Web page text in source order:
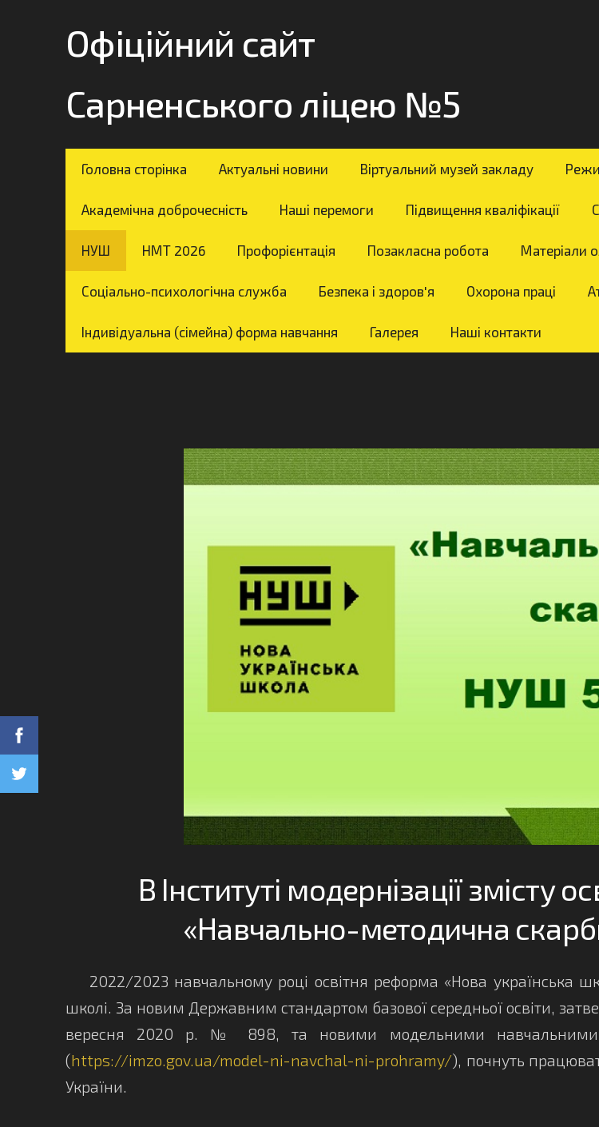
Офіційний сайт
Сарненського ліцею №5
Головна сторінка Актуальні новини Віртуальний музей закладу
Академічна доброчесність Наші перемоги Підвищення кваліфікації
НУШ НМТ 2026 Профорієнтація Позакласна робота Матеріали
Соціально-психологічна служба Безпека і здоров'я Охорона праці
Індивідуальна (сімейна) форма навчання Галерея Наші контакти
В Інституті модернізації змісту
«Навчально-методична
2022/2023 навчальному році освітня реформа «Нова українська
школі. За новим Державним стандартом базової середньої освіти,
вересня 2020 р. № 898, та новими модельними навчальними
(https://imzo.gov.ua/model-ni-navchal-ni-prohramy/), почнуть
України.